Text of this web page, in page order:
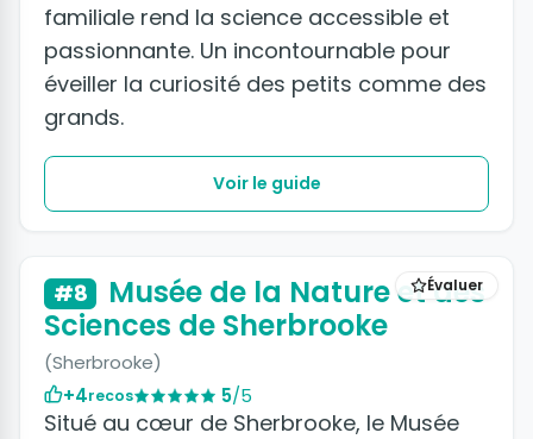
familiale rend la science accessible et
passionnante. Un incontournable pour
éveiller la curiosité des petits comme des
grands.
Voir le guide
Évaluer
#8
Musée de la Nature et des
Sciences de Sherbrooke
(Sherbrooke)
+4recos 5/5
Situé au cœur de Sherbrooke, le Musée